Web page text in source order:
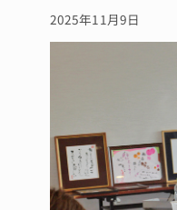
2025年11月9日